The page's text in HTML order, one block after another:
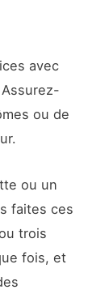
avec
ou de
ou un
faites ces
trois
fois, et